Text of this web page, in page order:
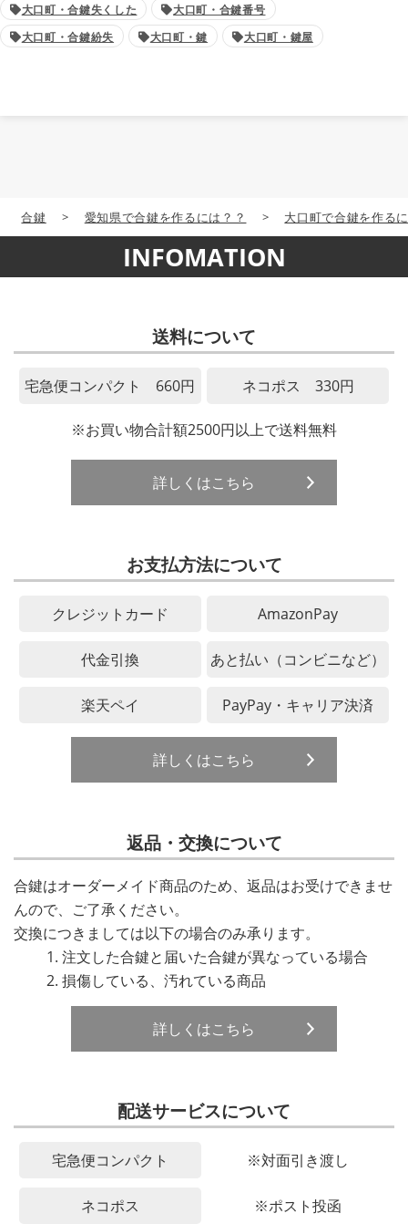
大口町・合鍵失くした
大口町・合鍵番号
大口町・合鍵紛失
大口町・鍵 大口町・鍵屋
合鍵 > 愛知県で合鍵を作るには？？ > 大口町で合鍵を作る
INFOMATION
送料について
宅急便コンパクト 660円 ネコポス 330円
※お買い物合計額2500円以上で送料無料
詳しくはこちら
お支払方法について
クレジットカード AmazonPay
代金引換 あと払い（コンビニなど）
楽天ペイ PayPay・キャリア決済
詳しくはこちら
返品・交換について
合鍵はオーダーメイド商品のため、返品はお受けできませ
んので、ご了承ください。
交換につきましては以下の場合のみ承ります。
注文した合鍵と届いた合鍵が異なっている場合
損傷している、汚れている商品
詳しくはこちら
配送サービスについて
宅急便コンパクト ※対面引き渡し
ネコポス ※ポスト投函